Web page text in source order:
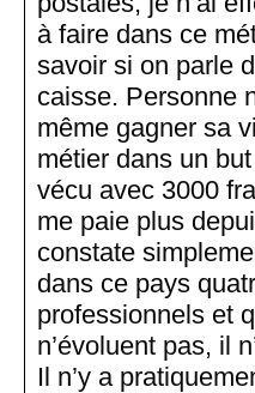
à faire dans ce
savoir si on parle
caisse. Personne
même gagner sa
métier dans un
vécu avec 3000
me paie plus
constate
dans ce pays
professionnels et
n’évoluent pas, il
Il n’y a